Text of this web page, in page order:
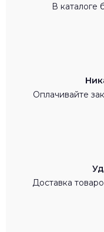
В каталоге
Оплачивайте
Доставка